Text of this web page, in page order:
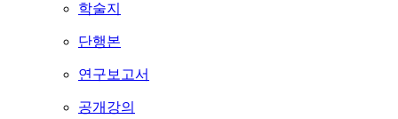
학술지
단행본
연구보고서
공개강의